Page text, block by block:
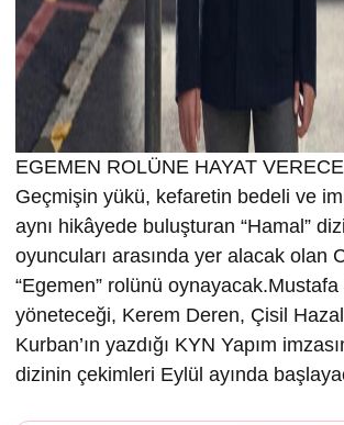
EGEMEN ROLÜNE HAYAT
Geçmişin yükü, kefaretin bedeli ve
aynı hikâyede buluşturan “Hamal”
oyuncuları arasında yer alacak olan
“Egemen” rolünü oynayacak.Mustafa
yöneteceği, Kerem Deren, Çisil
Kurban’ın yazdığı KYN Yapım
dizinin çekimleri Eylül ayında